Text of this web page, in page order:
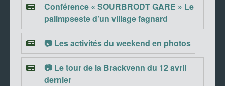
Conférence « SOURBRODT GARE » Le
palimpseste d’un village fagnard
📷 Les activités du weekend en photos
📷 Le tour de la Brackvenn du 12 avril
dernier